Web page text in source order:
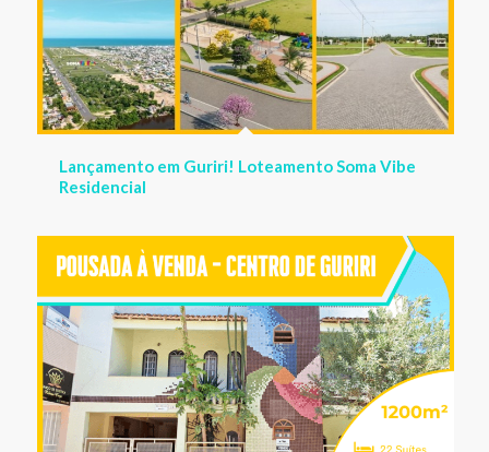
POUSADA À VENDA em Guriri no Centro com 22
quartos com suíte